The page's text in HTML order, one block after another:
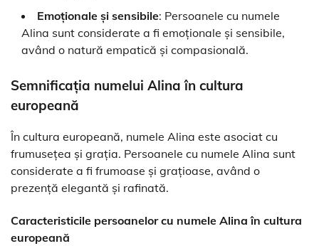
Emoționale și sensibile: Persoanele cu numele
Alina sunt considerate a fi emoționale și sensibile,
având o natură empatică și compasională.
Semnificația numelui Alina în cultura
europeană
În cultura europeană, numele Alina este asociat cu
frumusețea și grația. Persoanele cu numele Alina sunt
considerate a fi frumoase și grațioase, având o
prezență elegantă și rafinată.
Caracteristicile persoanelor cu numele Alina în cultura
europeană